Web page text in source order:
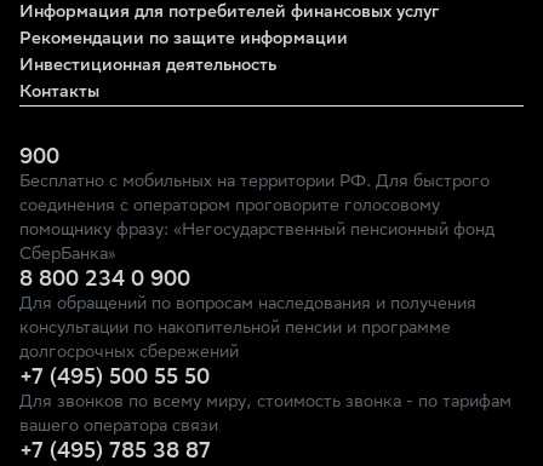
Информация для потребителей финансовых услуг
Рекомендации по защите информации
Инвестиционная деятельность
Контакты
900
Бесплатно с мобильных на территории РФ. Для быстрого
соединения с оператором проговорите голосовому
помощнику фразу: «Негосударственный пенсионный фонд
СберБанка»
8 800 234 0 900
Для обращений по вопросам наследования и получения
консультации по накопительной пенсии и программе
долгосрочных сбережений
+7 (495) 500 55 50
Для звонков по всему миру, стоимость звонка - по тарифам
вашего оператора связи
+7 (495) 785 38 87